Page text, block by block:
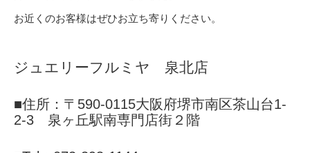
お近くのお客様はぜひお立ち寄りください。
ジュエリーフルミヤ 泉北店
■住所：〒590-0115大阪府堺市南区茶山台1-
2-3 泉ヶ丘駅南専門店街２階